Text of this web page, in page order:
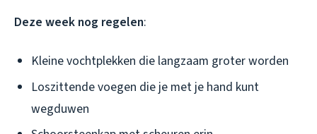
Deze week nog regelen:
Kleine vochtplekken die langzaam groter worden
Loszittende voegen die je met je hand kunt
wegduwen